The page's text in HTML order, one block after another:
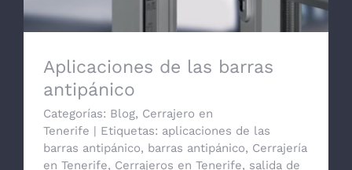
Aplicaciones de las barras
antipánico
Categorías: Blog, Cerrajero en
Tenerife | Etiquetas: aplicaciones de las
barras antipánico, barras antipánico, Cerrajería
en Tenerife, Cerrajeros en Tenerife, salida de